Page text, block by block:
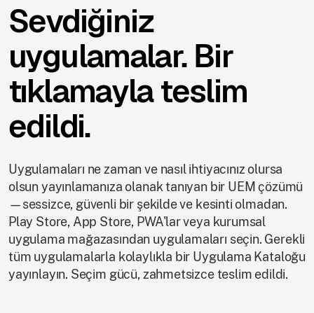
Sevdiğiniz
uygulamalar. Bir
tıklamayla teslim
edildi.
Uygulamaları ne zaman ve nasıl ihtiyacınız olursa
olsun yayınlamanıza olanak tanıyan bir UEM çözümü
—sessizce, güvenli bir şekilde ve kesinti olmadan.
Play Store, App Store, PWA'lar veya kurumsal
uygulama mağazasından uygulamaları seçin. Gerekli
tüm uygulamalarla kolaylıkla bir Uygulama Kataloğu
yayınlayın. Seçim gücü, zahmetsizce teslim edildi.